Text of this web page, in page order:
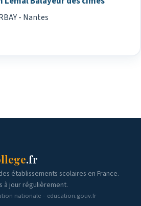
- Nantes
.fr
établissements scolaires en France.
à jour régulièrement.
nationale – education.gouv.fr